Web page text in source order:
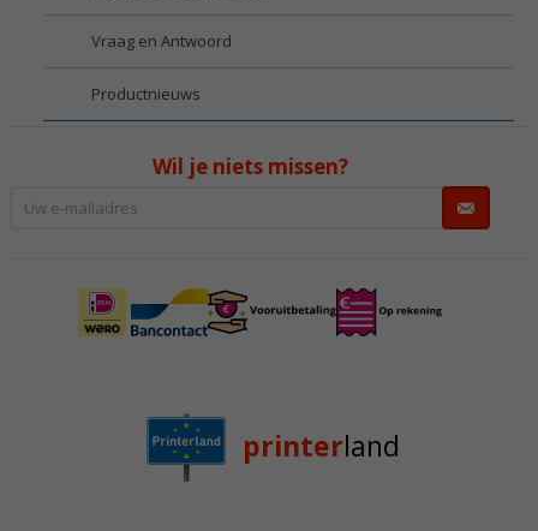
Vraag en Antwoord
Productnieuws
Wil je niets missen?
printerland